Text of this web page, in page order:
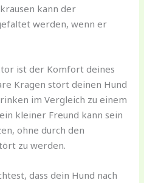
kann der
werden, wenn er
ist der Komfort deines
Kragen stört deinen Hund
im Vergleich zu einem
kleiner Freund kann sein
ohne durch den
zu werden.
dass dein Hund nach